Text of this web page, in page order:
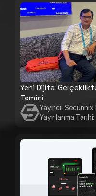
Yeni Dijital
Temini
Yayıncı: Secunnix
Yayınlanma Tarihi: